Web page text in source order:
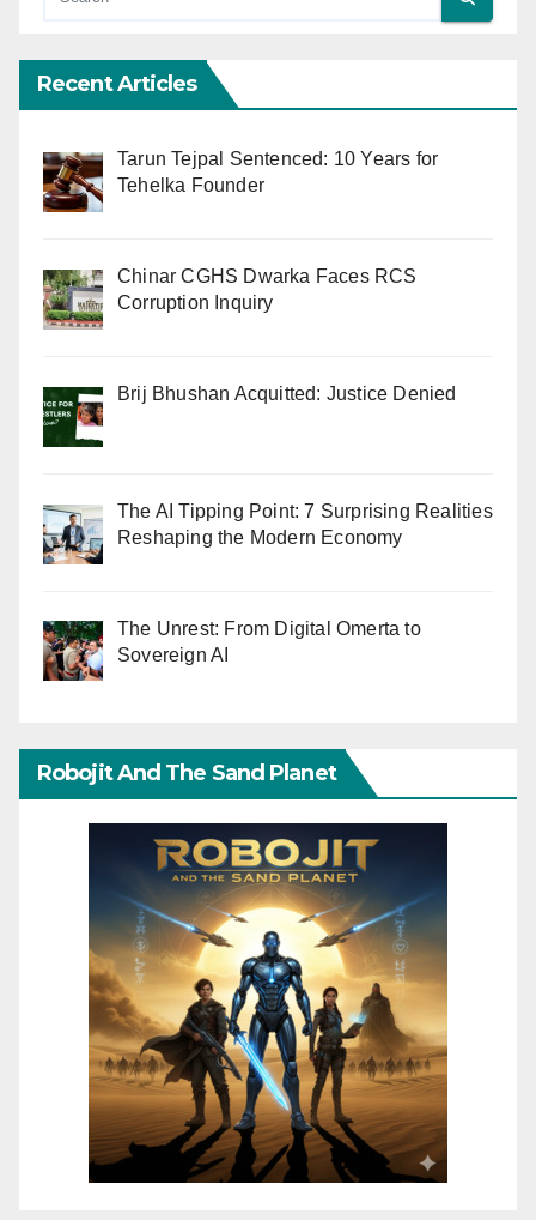
Recent Articles
Tarun Tejpal Sentenced: 10 Years for
Tehelka Founder
Chinar CGHS Dwarka Faces RCS
Corruption Inquiry
Brij Bhushan Acquitted: Justice Denied
The AI Tipping Point: 7 Surprising Realities
Reshaping the Modern Economy
The Unrest: From Digital Omerta to
Sovereign AI
Robojit And The Sand Planet